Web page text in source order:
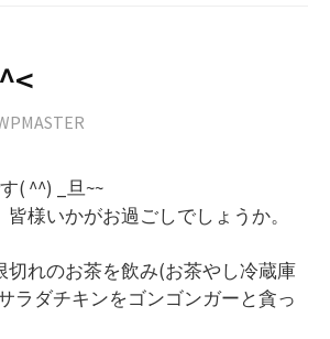
( ^^) _旦~~
様いかがお過ごしでしょうか。
切れのお茶を飲み(お茶やし冷蔵庫
ラダチキンをゴンゴンガーと貪っ